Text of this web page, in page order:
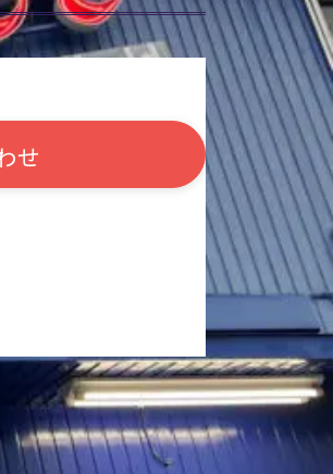
せ